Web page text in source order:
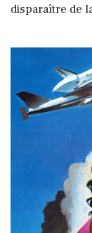
disparaître de